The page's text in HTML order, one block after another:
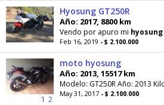
Hyosung GT250R
Año: 2017, 8800 km
Vendo por apuro mi hyosung
Feb 16, 2019 - $ 2.100.000
1 2
moto hyosung
Año: 2013, 15517 km
Modelo: GT250R Año: 2013
May 31, 2017 - $ 2.100.000